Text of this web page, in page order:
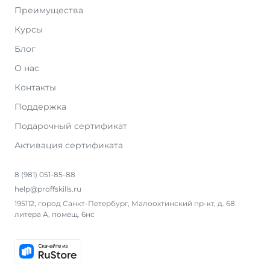
Преимущества
Курсы
Блог
О нас
Контакты
Поддержка
Подарочный сертификат
Активация сертификата
8 (981) 051-85-88
help@proffskills.ru
195112, город Санкт-Петербург, Малоохтинский пр-кт, д. 68
литера А, помещ. 6нс